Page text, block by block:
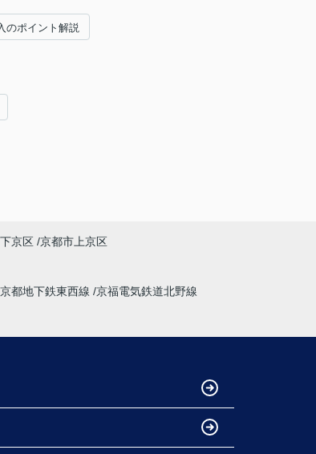
のポイント解説
京区 京都市上京区
京都地下鉄東西線 京福電気鉄道北野線